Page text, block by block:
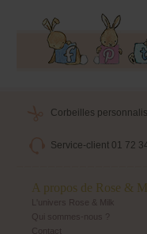
Corbeilles
Service-client 01 72
A propos de Rose &
L'univers Rose & Milk
Qui sommes-nous ?
Contact